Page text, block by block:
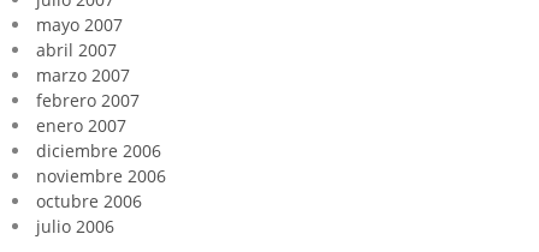
mayo 2007
abril 2007
marzo 2007
febrero 2007
enero 2007
diciembre 2006
noviembre 2006
octubre 2006
julio 2006